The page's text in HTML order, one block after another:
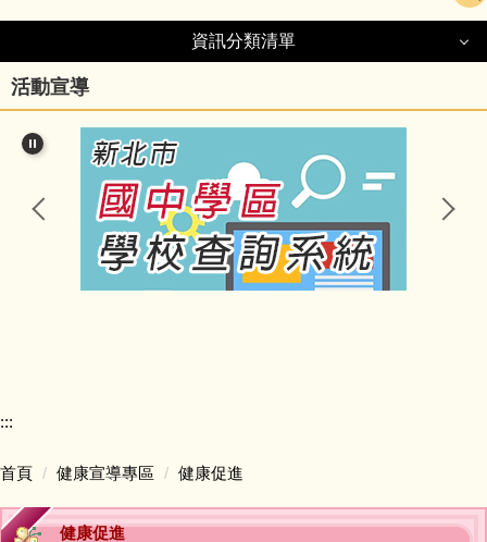
資訊分類清單
行政團隊
榮譽事項與學校相關訊息
瑞亭國小臺灣母語日網站
瑞亭臺灣母語資源連結
防疫資訊與停課不停學專區
活動宣導
:::
首頁 健康宣導專區 健康促進
健康促進